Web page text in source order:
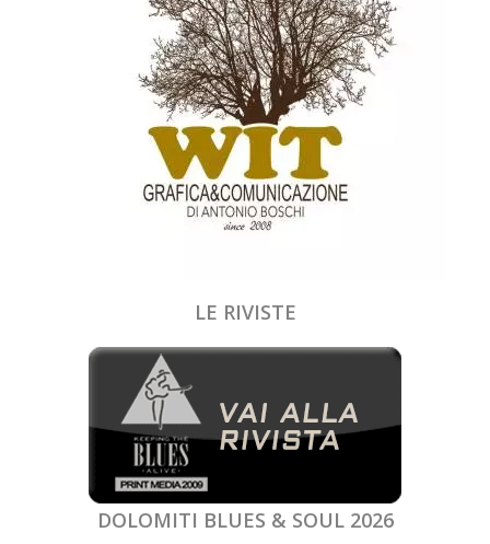
LE RIVISTE
DOLOMITI BLUES & SOUL 2026